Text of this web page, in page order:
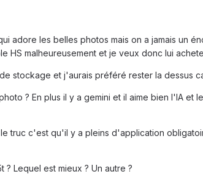
adore les belles photos mais on a jamais un
HS malheureusement et je veux donc lui
stockage et j'aurais préféré rester la dessus
? En plus il y a gemini et il aime bien l'IA et
truc c'est qu'il y a pleins d'application
? Lequel est mieux ? Un autre ?